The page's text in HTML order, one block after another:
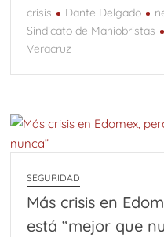
crisis
Dante Delgado
Sindicato de Maniobristas
Veracruz
SEGURIDAD
Más crisis en
está “mejor que